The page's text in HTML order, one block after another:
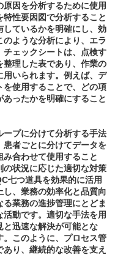
因を分析するために使用
性要因図で分析すること
しているかを明確にし、効
ような分析により、エラ
チェックシートは、点検す
理した表であり、作業の
いられます。例えば、デ
を使用することで、どの項
ったかを明確にすること
ープに分けて分析する手法
者ごとに分けてデータを
合わせて使用すること
状況に応じた適切な対策
七つ道具を効果的に活用
、業務の効率化と品質向
る業務の進捗管理にとどま
動です。適切な手法を用
と迅速な解決が可能とな
。このように、プロセス管
り、継続的な改善を支え